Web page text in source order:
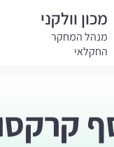
מכון וולקני
מנהל המחקר
החקלאי